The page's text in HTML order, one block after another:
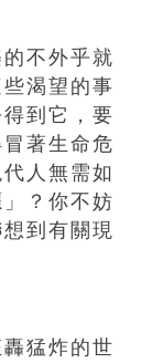
不外乎就
渴望的事
到它，要
著生命危
人無需如
？你不妨
到有關現
猛炸的世